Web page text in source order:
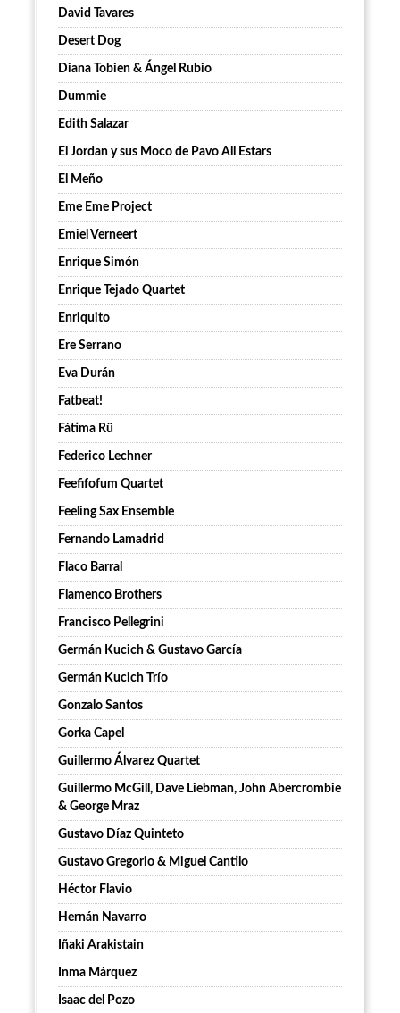
David Tavares
Desert Dog
Diana Tobien & Ángel Rubio
Dummie
Edith Salazar
El Jordan y sus Moco de Pavo All Estars
El Meño
Eme Eme Project
Emiel Verneert
Enrique Simón
Enrique Tejado Quartet
Enriquito
Ere Serrano
Eva Durán
Fatbeat!
Fátima Rü
Federico Lechner
Feefifofum Quartet
Feeling Sax Ensemble
Fernando Lamadrid
Flaco Barral
Flamenco Brothers
Francisco Pellegrini
Germán Kucich & Gustavo García
Germán Kucich Trío
Gonzalo Santos
Gorka Capel
Guillermo Álvarez Quartet
Guillermo McGill, Dave Liebman, John Abercrombie
& George Mraz
Gustavo Díaz Quinteto
Gustavo Gregorio & Miguel Cantilo
Héctor Flavio
Hernán Navarro
Iñaki Arakistain
Inma Márquez
Isaac del Pozo